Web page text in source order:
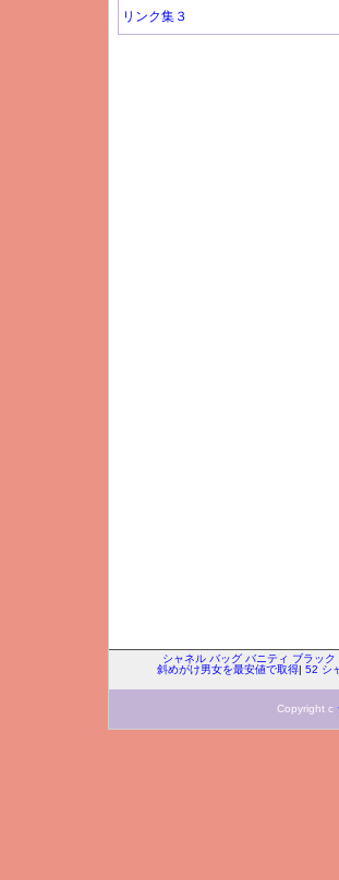
リンク集３
シャネル バッグ バニティ ブラッ
斜めがけ男女を最安値で取得| 52 シ
Copyright c